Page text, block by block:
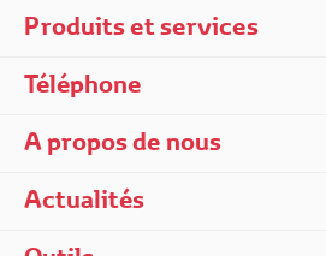
Bonjour à tous ! Je suis Toyota
là si vous avez besoin.
Produits et services
Téléphone
A propos de nous
Actualités